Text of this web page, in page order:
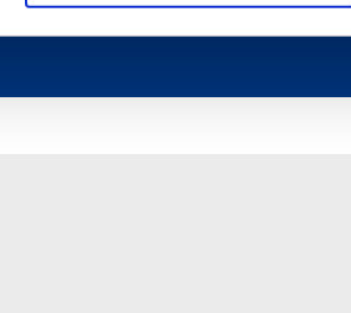
işlenmekte olup gerekli olan çerezler